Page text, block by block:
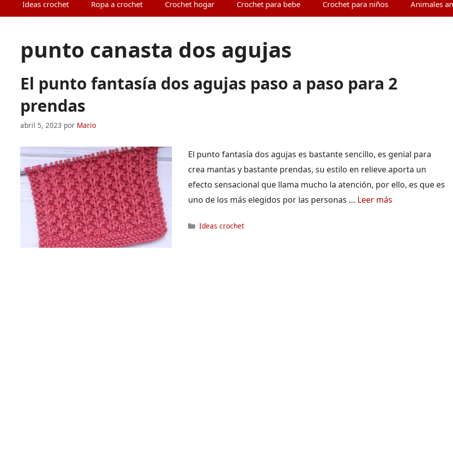
Ideas crochet Ropa a crochet Crochet hogar Crochet para bebe Crochet para niños Animales
punto canasta dos agujas
El punto fantasía dos agujas paso a paso para 2
prendas
abril 5, 2023 por Mario
El punto fantasía dos agujas es bastante sencillo, es genial para
crea mantas y bastante prendas, su estilo en relieve aporta un
efecto sensacional que llama mucho la atención, por ello, es que es
uno de los más elegidos por las personas … Leer más
Categorías
Ideas crochet